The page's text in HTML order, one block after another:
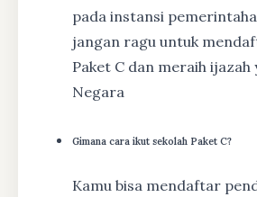
pada instansi
jangan ragu untuk
Paket C dan meraih ijazah
Negara
Gimana cara ikut sekolah Paket C?
Kamu bisa mendaftar